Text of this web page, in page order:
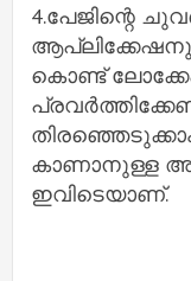
4.പേജിന്റെ
കൊണ്ട്
കാണാനുള്ള
ഇവിടെയാണ്.